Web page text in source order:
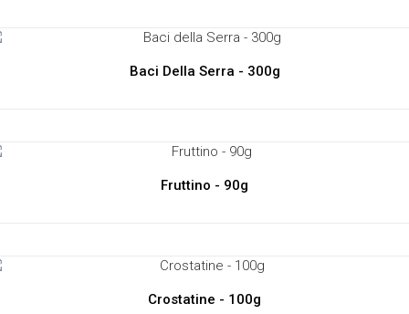
Baci Della Serra - 300g
Fruttino - 90g
Crostatine - 100g